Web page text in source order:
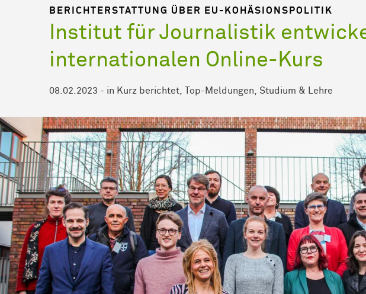
BERICHTERSTATTUNG ÜBER EU-KOHÄSIONSPOLITIK
Institut für Journalistik
internationalen Online-Kurs
08.02.2023 - in Kurz berichtet Top-Meldungen Studium & Lehre